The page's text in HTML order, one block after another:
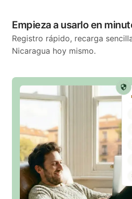
Empieza a usarlo en
Registro rápido, recarga
Nicaragua hoy mismo.